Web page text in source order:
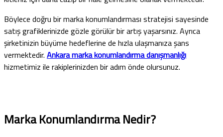
Böylece doğru bir marka konumlandırması stratejisi sayesinde
satış grafiklerinizde gözle görülür bir artış yaşarsınız. Ayrıca
şirketinizin büyüme hedeflerine de hızla ulaşmanıza şans
vermektedir. Ankara marka konumlandırma danışmanlığı
hizmetimiz ile rakiplerinizden bir adım önde olursunuz.
Marka Konumlandırma Nedir?